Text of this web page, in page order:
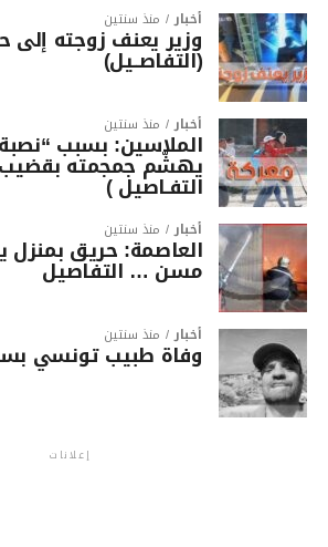
أخبار منذ سنتين
وزير يعنف زوجته
(التفاصــيل)
أخبار منذ سنتين
الملاسين: بسبب
يهشّم جمجمته
التفـاصيل )
أخبار منذ سنتين
العاصمة: حريق
مسن … التفاصيل
أخبار منذ سنتين
وفاة طبيب تونسي
إعلانات